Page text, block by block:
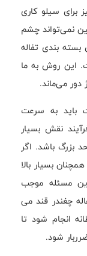
برای سیلو کاری
نمی‌تواند چشم
بندی تفاله
این روش به ما
می‌ماند.
باید به سرعت
نقش بسیار
بزرگ باشد. اگر
چغندر قند پس از ۳ هفته همچنان بسیار بالا
مسئله موجب
چغندر قند می
انجام شود تا
شود.